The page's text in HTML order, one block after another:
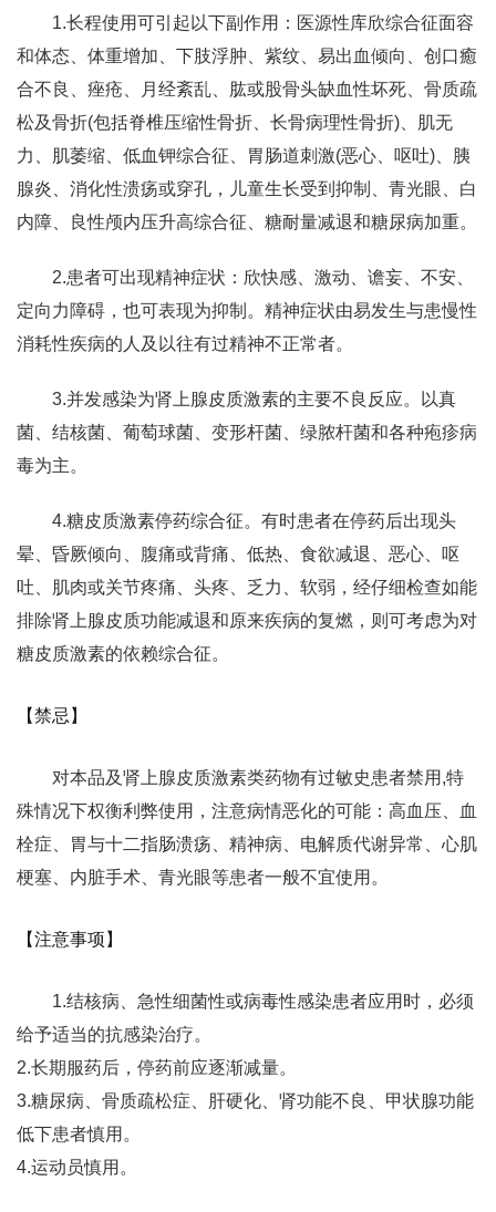
1.长程使用可引起以下副作用：医源性库欣综合征面容
和体态、体重增加、下肢浮肿、紫纹、易出血倾向、创口癒
合不良、痤疮、月经紊乱、肱或股骨头缺血性坏死、骨质疏
松及骨折(包括脊椎压缩性骨折、长骨病理性骨折)、肌无
力、肌萎缩、低血钾综合征、胃肠道刺激(恶心、呕吐)、胰
腺炎、消化性溃疡或穿孔，儿童生长受到抑制、青光眼、白
内障、良性颅内压升高综合征、糖耐量减退和糖尿病加重。
2.患者可出现精神症状：欣快感、激动、谵妄、不安、
定向力障碍，也可表现为抑制。精神症状由易发生与患慢性
消耗性疾病的人及以往有过精神不正常者。
3.并发感染为肾上腺皮质激素的主要不良反应。以真
菌、结核菌、葡萄球菌、变形杆菌、绿脓杆菌和各种疱疹病
毒为主。
4.糖皮质激素停药综合征。有时患者在停药后出现头
晕、昏厥倾向、腹痛或背痛、低热、食欲减退、恶心、呕
吐、肌肉或关节疼痛、头疼、乏力、软弱，经仔细检查如能
排除肾上腺皮质功能减退和原来疾病的复燃，则可考虑为对
糖皮质激素的依赖综合征。
【禁忌】
对本品及肾上腺皮质激素类药物有过敏史患者禁用,特
殊情况下权衡利弊使用，注意病情恶化的可能：高血压、血
栓症、胃与十二指肠溃疡、精神病、电解质代谢异常、心肌
梗塞、内脏手术、青光眼等患者一般不宜使用。
【注意事项】
1.结核病、急性细菌性或病毒性感染患者应用时，必须
给予适当的抗感染治疗。
2.长期服药后，停药前应逐渐减量。
3.糖尿病、骨质疏松症、肝硬化、肾功能不良、甲状腺功能
低下患者慎用。
4.运动员慎用。